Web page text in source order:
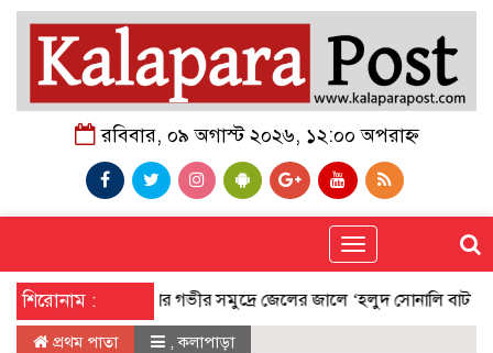
রবিবার, ০৯ অগাস্ট ২০২৬, ১২:০০ অপরাহ্ন
Toggle
navigation
শিরোনাম :কুয়াকাটার গভীর সমুদ্রে জেলের জালে ‘হলুদ সোনালি বাটা’
প্রথম পাতা ,কলাপাড়া